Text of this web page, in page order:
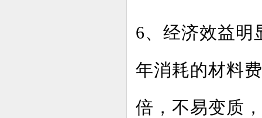
6、经济效益明
年消耗的材料
倍，不易变质